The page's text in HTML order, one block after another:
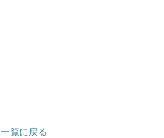
一覧に戻る